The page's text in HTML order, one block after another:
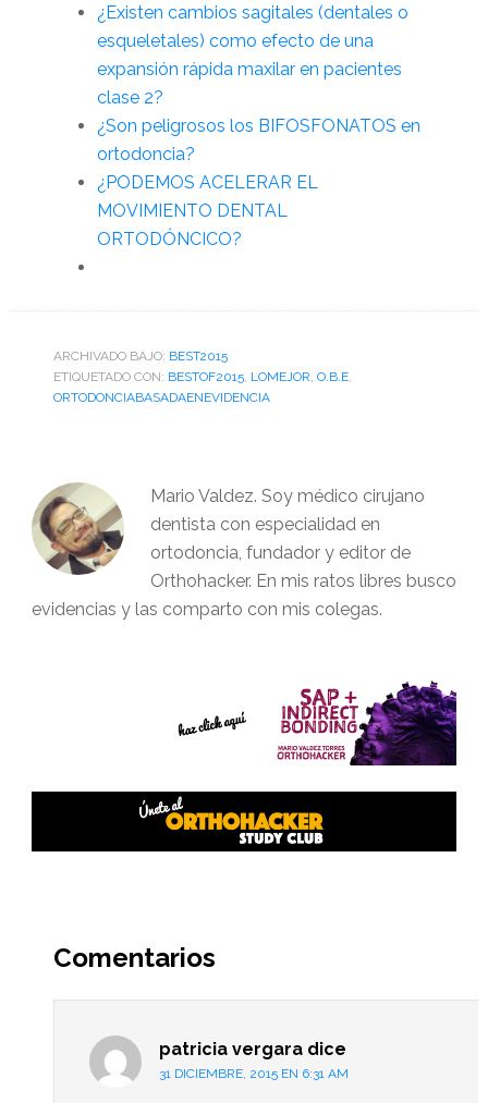
¿Existen cambios sagitales (dentales o
esqueletales) como efecto de una
expansión rápida maxilar en pacientes
clase 2?
¿Son peligrosos los BIFOSFONATOS en
ortodoncia?
¿PODEMOS ACELERAR EL
MOVIMIENTO DENTAL
ORTODÓNCICO?
ARCHIVADO BAJO: BEST2015
ETIQUETADO CON: BESTOF2015, LOMEJOR O.B.E,
ORTODONCIABASADAENEVIDENCIA
Mario Valdez. Soy médico cirujano
dentista con especialidad en
ortodoncia, fundador y editor de
Orthohacker. En mis ratos libres busco
evidencias y las comparto con mis colegas.
del
lector
Comentarios
patricia vergara dice
31 DICIEMBRE, 2015 EN 6:31 AM